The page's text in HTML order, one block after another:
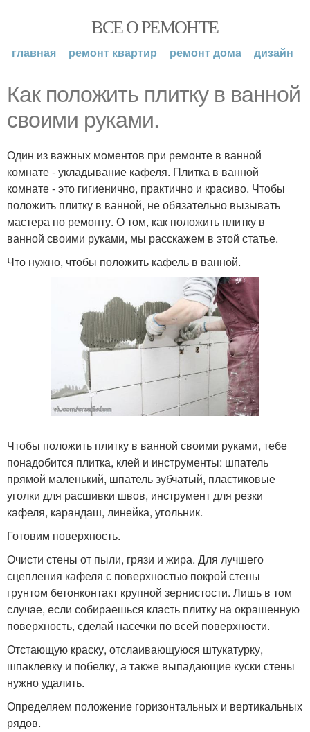
ВСЕ О РЕМОНТЕ
главная ремонт квартир ремонт дома дизайн
Как положить плитку в ванной
своими руками.
Один из важных моментов при ремонте в ванной
комнате - укладывание кафеля. Плитка в ванной
комнате - это гигиенично, практично и красиво. Чтобы
положить плитку в ванной, не обязательно вызывать
мастера по ремонту. О том, как положить плитку в
ванной своими руками, мы расскажем в этой статье.
Что нужно, чтобы положить кафель в ванной.
Чтобы положить плитку в ванной своими руками, тебе
понадобится плитка, клей и инструменты: шпатель
прямой маленький, шпатель зубчатый, пластиковые
уголки для расшивки швов, инструмент для резки
кафеля, карандаш, линейка, угольник.
Готовим поверхность.
Очисти стены от пыли, грязи и жира. Для лучшего
сцепления кафеля с поверхностью покрой стены
грунтом бетонконтакт крупной зернистости. Лишь в том
случае, если собираешься класть плитку на окрашенную
поверхность, сделай насечки по всей поверхности.
Отстающую краску, отслаивающуюся штукатурку,
шпаклевку и побелку, а также выпадающие куски стены
нужно удалить.
Определяем положение горизонтальных и вертикальных
рядов.